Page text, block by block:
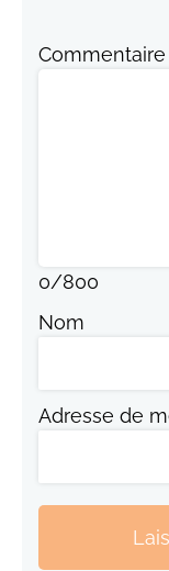
Commentaire
0/800
Nom
Adresse de